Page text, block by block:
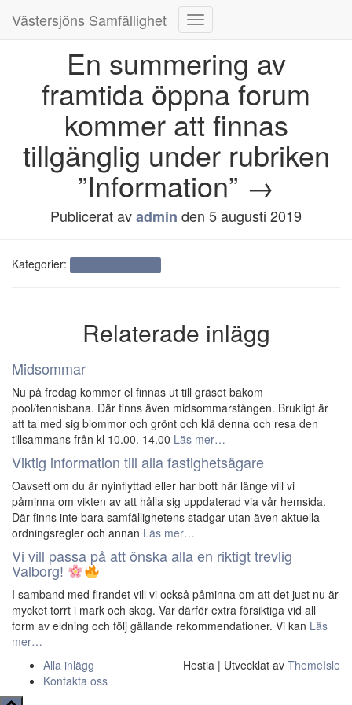
Västersjöns Samfällighet
Slå
navigering
En summering av
framtida öppna forum
kommer att finnas
tillgänglig under rubriken
”Information” →
Publicerat avadmin den 5 augusti 2019
Kategorier:
Relaterade inlägg
Midsommar
Nu på fredag kommer el finnas ut till gräset bakom
pool/tennisbana. Där finns även midsommarstången. Brukligt är
att ta med sig blommor och grönt och klä denna och resa den
tillsammans från kl 10.00. 14.00 Läs mer…
Viktig information till alla fastighetsägare
Oavsett om du är nyinflyttad eller har bott här länge vill vi
påminna om vikten av att hålla sig uppdaterad via vår hemsida.
Där finns inte bara samfällighetens stadgar utan även aktuella
ordningsregler och annan Läs mer…
Vi vill passa på att önska alla en riktigt trevlig
Valborg!
I samband med firandet vill vi också påminna om att det just nu är
mycket torrt i mark och skog. Var därför extra försiktiga vid all
form av eldning och följ gällande rekommendationer. Vi kan Läs
mer…
Alla inlägg
Kontakta oss
Hestia | Utvecklat av ThemeIsle